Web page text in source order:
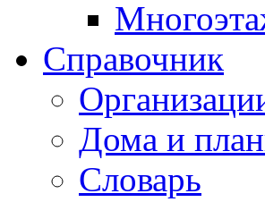
Справочник
Дома и
Словарь